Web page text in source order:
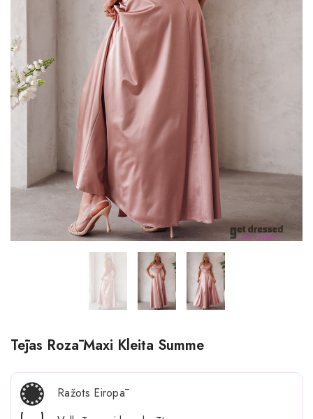
Tējas Rozā Maxi Kleita Summe
Ražots Eiropā